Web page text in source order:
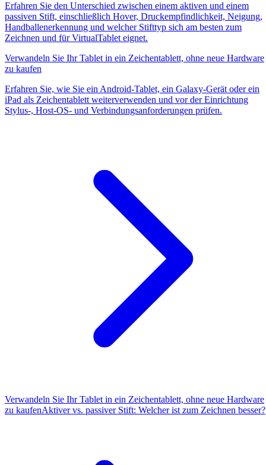
Erfahren Sie den Unterschied zwischen einem aktiven und einem
passiven Stift, einschließlich Hover, Druckempfindlichkeit, Neigung,
Handballenerkennung und welcher Stifttyp sich am besten zum
Zeichnen und für VirtualTablet eignet.
Verwandeln Sie Ihr Tablet in ein Zeichentablett, ohne neue Hardware
zu kaufen
Erfahren Sie, wie Sie ein Android-Tablet, ein Galaxy-Gerät oder ein
iPad als Zeichentablett weiterverwenden und vor der Einrichtung
Stylus-, Host-OS- und Verbindungsanforderungen prüfen.
Verwandeln Sie Ihr Tablet in ein Zeichentablett, ohne neue Hardware
zu kaufenAktiver vs. passiver Stift: Welcher ist zum Zeichnen besser?